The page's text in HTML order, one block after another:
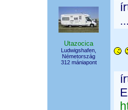
Utazocica
Ludwigshafen,
Németország
312 mániapont